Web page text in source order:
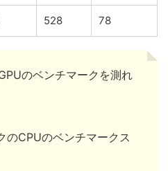
528 78
のベンチマークを測れ
CPUのベンチマークス